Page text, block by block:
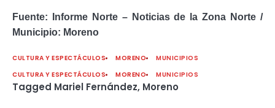
Fuente: Informe Norte – Noticias de la Zona Norte /
Municipio: Moreno
CULTURA Y ESPECTÁCULOS MORENO
MUNICIPIOS
CULTURA Y ESPECTÁCULOS
MORENO MUNICIPIOS
Tagged Mariel Fernández, Moreno